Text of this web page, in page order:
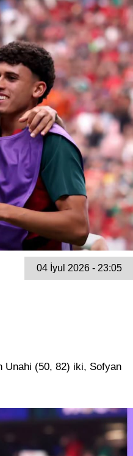
04 İyul 2026 - 23:05
Unahi (50, 82) iki, Sofyan